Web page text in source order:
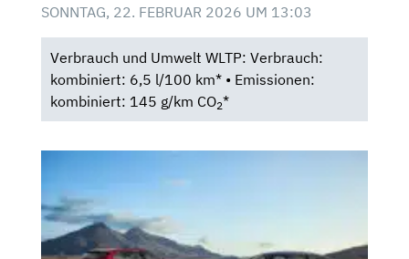
SONNTAG, 22. FEBRUAR 2026 UM 13:03
Verbrauch und Umwelt WLTP: Verbrauch:
kombiniert: 6,5 l/100 km* • Emissionen:
kombiniert: 145 g/km CO2*